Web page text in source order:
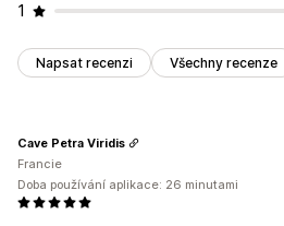
1
Napsat recenzi Všechny recenze
Cave Petra Viridis
Francie
Doba používání aplikace: 26 minutami